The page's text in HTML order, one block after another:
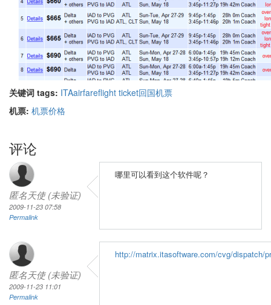
关键词 tags: ITAairfareflight ticket回国机票
机票: 机票价格
评论
匿名天使 (未验证)
2009-11-23 07:58
Permalink
哪里可以看到这个软件呢？
匿名天使 (未验证)
2009-11-23 11:01
Permalink
http://matrix.itasoftware.com/cvg/dispatch/